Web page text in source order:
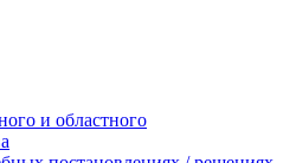
и областного